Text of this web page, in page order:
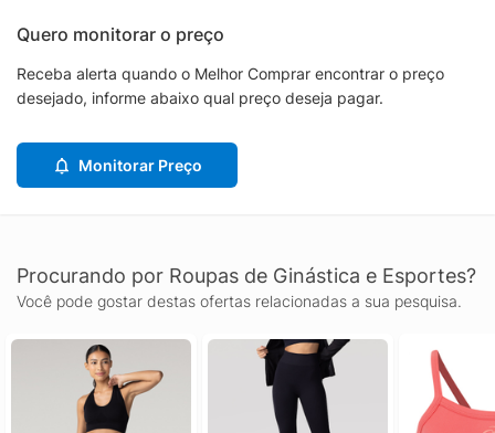
Quero monitorar o preço
Receba alerta quando o Melhor Comprar encontrar o preço
desejado, informe abaixo qual preço deseja pagar.
Monitorar Preço
Procurando por Roupas de Ginástica e Esportes?
Você pode gostar destas ofertas relacionadas a sua pesquisa.